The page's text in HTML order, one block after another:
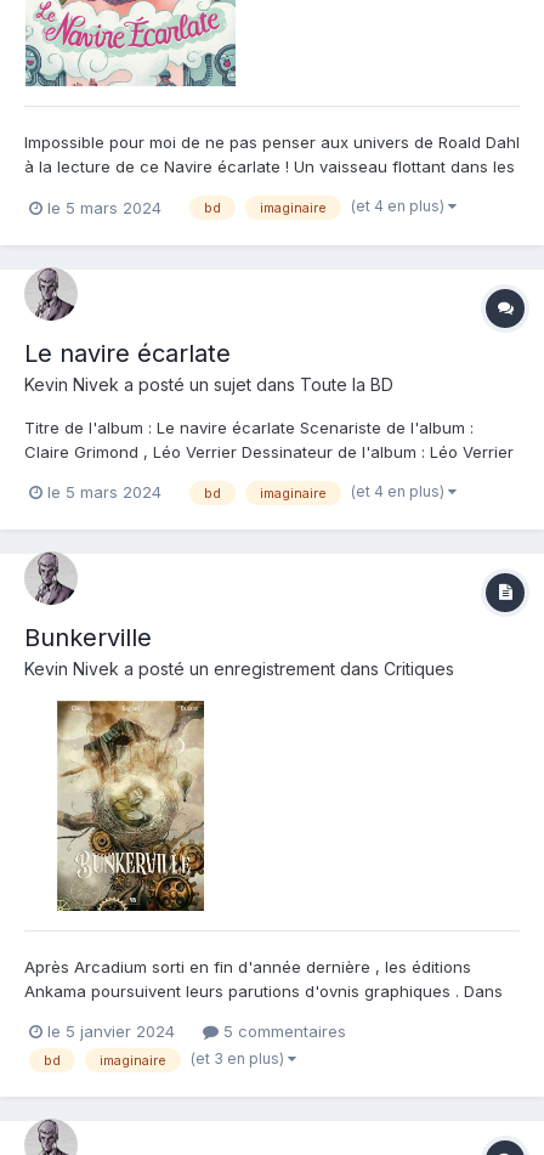
Impossible pour moi de ne pas penser aux univers de Roald Dahl
à la lecture de ce Navire écarlate ! Un vaisseau flottant dans les
exposition de tableaux de la grand-mère de Malo qui va prendre
le 5 mars 2024 bd imaginaire (et 4 en plus)
Le navire écarlate
Kevin Nivek a posté un sujet dans Toute la BD
Titre de l'album : Le navire écarlate Scenariste de l'album :
Claire Grimond , Léo Verrier Dessinateur de l'album : Léo Verrier
Malo aimerait savoir peindre et dessiner aussi bien que sa
le 5 mars 2024 bd imaginaire (et 4 en plus)
Bunkerville
Kevin Nivek a posté un enregistrement dans Critiques
Après Arcadium sorti en fin d'année dernière , les éditions
Ankama poursuivent leurs parutions d'ovnis graphiques . Dans
l'aquarelle de Vincenzo Balzano , et ce dernier jouissant d'une
grande liberté pour mettre en page cet univers onirique , a...
le 5 janvier 2024 5 commentaires
bd imaginaire (et 3 en plus)